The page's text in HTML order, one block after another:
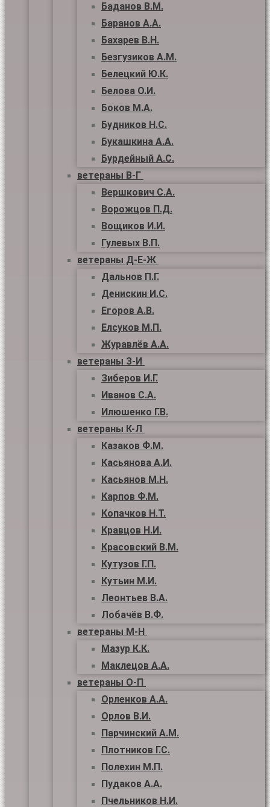
Баданов В.М.
Баранов А.А.
Бахарев В.Н.
Безгузиков А.М.
Белецкий Ю.К.
Белова О.И.
Боков М.А.
Будников Н.С.
Букашкина А.А.
Бурдейный А.С.
ветераны В-Г
Вершкович С.А.
Ворожцов П.Д.
Вощиков И.И.
Гулевых В.П.
ветераны Д-Е-Ж
Дальнов П.Г.
Денискин И.С.
Егоров А.В.
Елсуков М.П.
Журавлёв А.А.
ветераны З-И
Зиберов И.Г.
Иванов С.А.
Илюшенко Г.В.
ветераны К-Л
Казаков Ф.М.
Касьянова А.И.
Касьянов М.Н.
Карпов Ф.М.
Копачков Н.Т.
Кравцов Н.И.
Красовский В.М.
Кутузов Г.П.
Кутьин М.И.
Леонтьев В.А.
Лобачёв В.Ф.
ветераны М-Н
Мазур К.К.
Маклецов А.А.
ветераны О-П
Орленков А.А.
Орлов В.И.
Парчинский А.М.
Плотников Г.С.
Полехин М.П.
Пудаков А.А.
Пчельников Н.И.